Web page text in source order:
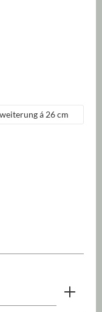
á 26 cm
Wert ein